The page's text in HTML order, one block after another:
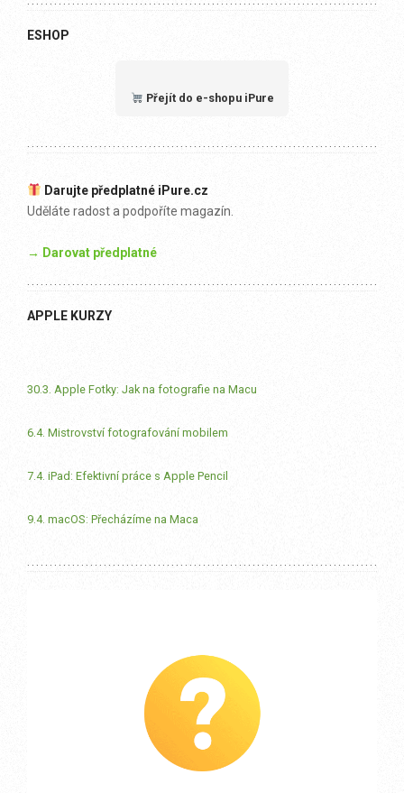
ESHOP
Přejít do e-shopu iPure
Darujte předplatné iPure.cz
Uděláte radost a podpoříte magazín.
→ Darovat předplatné
APPLE KURZY
30.3. Apple Fotky: Jak na fotografie na Macu
6.4. Mistrovství fotografování mobilem
7.4. iPad: Efektivní práce s Apple Pencil
9.4. macOS: Přecházíme na Maca